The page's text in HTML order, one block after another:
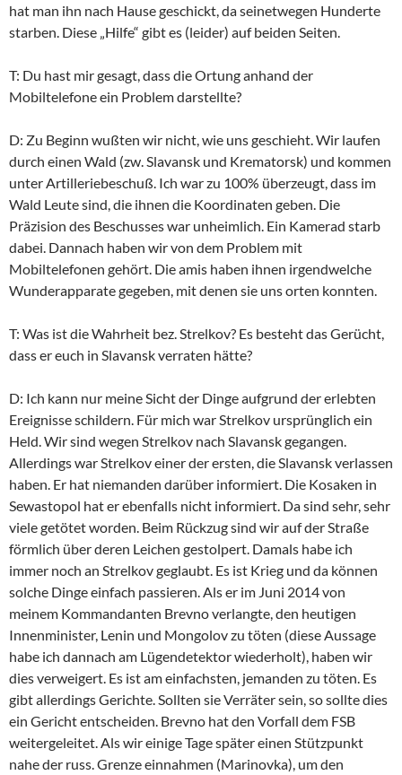
hat man ihn nach Hause geschickt, da seinetwegen Hunderte
starben. Diese „Hilfe“ gibt es (leider) auf beiden Seiten.
T: Du hast mir gesagt, dass die Ortung anhand der
Mobiltelefone ein Problem darstellte?
D: Zu Beginn wußten wir nicht, wie uns geschieht. Wir laufen
durch einen Wald (zw. Slavansk und Krematorsk) und kommen
unter Artilleriebeschuß. Ich war zu 100% überzeugt, dass im
Wald Leute sind, die ihnen die Koordinaten geben. Die
Präzision des Beschusses war unheimlich. Ein Kamerad starb
dabei. Dannach haben wir von dem Problem mit
Mobiltelefonen gehört. Die amis haben ihnen irgendwelche
Wunderapparate gegeben, mit denen sie uns orten konnten.
T: Was ist die Wahrheit bez. Strelkov? Es besteht das Gerücht,
dass er euch in Slavansk verraten hätte?
D: Ich kann nur meine Sicht der Dinge aufgrund der erlebten
Ereignisse schildern. Für mich war Strelkov ursprünglich ein
Held. Wir sind wegen Strelkov nach Slavansk gegangen.
Allerdings war Strelkov einer der ersten, die Slavansk verlassen
haben. Er hat niemanden darüber informiert. Die Kosaken in
Sewastopol hat er ebenfalls nicht informiert. Da sind sehr, sehr
viele getötet worden. Beim Rückzug sind wir auf der Straße
förmlich über deren Leichen gestolpert. Damals habe ich
immer noch an Strelkov geglaubt. Es ist Krieg und da können
solche Dinge einfach passieren. Als er im Juni 2014 von
meinem Kommandanten Brevno verlangte, den heutigen
Innenminister, Lenin und Mongolov zu töten (diese Aussage
habe ich dannach am Lügendetektor wiederholt), haben wir
dies verweigert. Es ist am einfachsten, jemanden zu töten. Es
gibt allerdings Gerichte. Sollten sie Verräter sein, so sollte dies
ein Gericht entscheiden. Brevno hat den Vorfall dem FSB
weitergeleitet. Als wir einige Tage später einen Stützpunkt
nahe der russ. Grenze einnahmen (Marinovka), um den